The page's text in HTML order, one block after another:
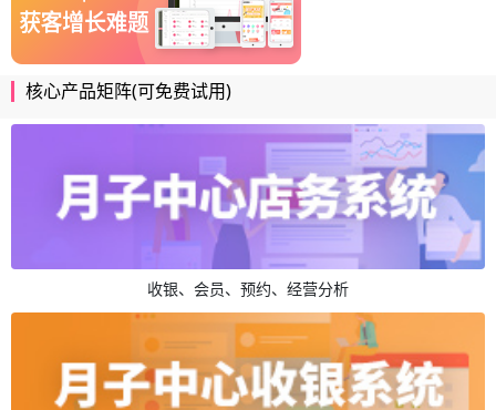
核心产品矩阵(可免费试用)
收银、会员、预约、经营分析